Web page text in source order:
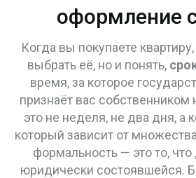
оформление
Когда вы покупаете
выбрать её, но и понять,
время, за которое
признаёт вас
это не неделя, не два дня, а
который зависит от
формальность — это то,
юридически состоявшейся.